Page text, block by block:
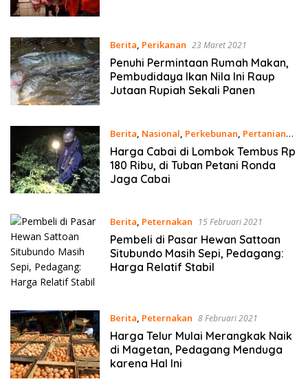
Berita, Perikanan 23 Maret 2021
Penuhi Permintaan Rumah Makan,
Pembudidaya Ikan Nila Ini Raup
Jutaan Rupiah Sekali Panen
Berita, Nasional, Perkebunan, Pertanian
17 Maret 2021
Harga Cabai di Lombok Tembus Rp
180 Ribu, di Tuban Petani Ronda
Jaga Cabai
Berita, Peternakan 15 Februari 2021
Pembeli di Pasar Hewan Sattoan
Situbundo Masih Sepi, Pedagang:
Harga Relatif Stabil
Berita, Peternakan 8 Februari 2021
Harga Telur Mulai Merangkak Naik
di Magetan, Pedagang Menduga
karena Hal Ini